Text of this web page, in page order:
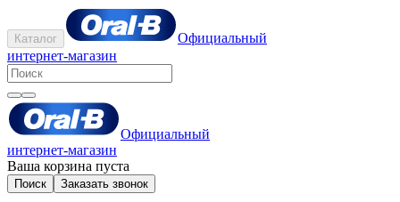
Каталог
Официальный
интернет-магазин
Официальный
интернет-магазин
Ваша корзина пуста
Поиск Заказать звонок